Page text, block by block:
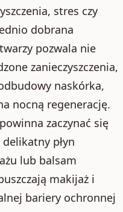
stres czy
dobrana
pozwala nie
zanieczyszczenia,
naskórka,
nocną regenerację.
zaczynać się
płyn
lub balsam
makijaż i
bariery ochronnej